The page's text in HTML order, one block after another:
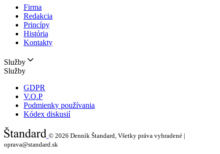
Firma
Redakcia
Princípy
História
Kontakty
Služby
Služby
GDPR
V.O.P
Podmienky používania
Kódex diskusií
© 2026 Denník Štandard, Všetky práva vyhradené |
oprava@standard.sk